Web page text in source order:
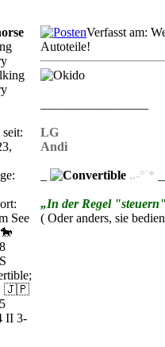
See
🇯🇵
II 3-
Verfasst am:
Autoteile!
LG
Andi
..-°´*
„In der Regel
( Oder anders, sie